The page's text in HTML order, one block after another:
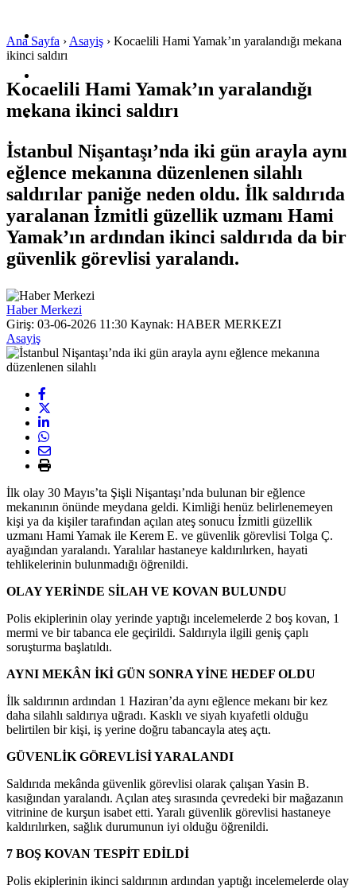
SPOR
SAĞLIK
Ana Sayfa › Asayiş › Kocaelili Hami Yamak’ın yaralandığı mekana
ikinci saldırı
Kocaelili Hami Yamak’ın yaralandığı
mekana ikinci saldırı
İstanbul Nişantaşı’nda iki gün arayla aynı
eğlence mekanına düzenlenen silahlı
saldırılar paniğe neden oldu. İlk saldırıda
yaralanan İzmitli güzellik uzmanı Hami
Yamak’ın ardından ikinci saldırıda da bir
güvenlik görevlisi yaralandı.
Haber Merkezi
Giriş: 03-06-2026 11:30 Kaynak: HABER MERKEZI
Asayiş
İlk olay 30 Mayıs’ta Şişli Nişantaşı’nda bulunan bir eğlence
mekanının önünde meydana geldi. Kimliği henüz belirlenemeyen
kişi ya da kişiler tarafından açılan ateş sonucu İzmitli güzellik
uzmanı Hami Yamak ile Kerem E. ve güvenlik görevlisi Tolga Ç.
ayağından yaralandı. Yaralılar hastaneye kaldırılırken, hayati
tehlikelerinin bulunmadığı öğrenildi.
OLAY YERİNDE SİLAH VE KOVAN BULUNDU
Polis ekiplerinin olay yerinde yaptığı incelemelerde 2 boş kovan, 1
mermi ve bir tabanca ele geçirildi. Saldırıyla ilgili geniş çaplı
soruşturma başlatıldı.
AYNI MEKÂN İKİ GÜN SONRA YİNE HEDEF OLDU
İlk saldırının ardından 1 Haziran’da aynı eğlence mekanı bir kez
daha silahlı saldırıya uğradı. Kasklı ve siyah kıyafetli olduğu
belirtilen bir kişi, iş yerine doğru tabancayla ateş açtı.
GÜVENLİK GÖREVLİSİ YARALANDI
Saldırıda mekânda güvenlik görevlisi olarak çalışan Yasin B.
kasığından yaralandı. Açılan ateş sırasında çevredeki bir mağazanın
vitrinine de kurşun isabet etti. Yaralı güvenlik görevlisi hastaneye
kaldırılırken, sağlık durumunun iyi olduğu öğrenildi.
7 BOŞ KOVAN TESPİT EDİLDİ
Polis ekiplerinin ikinci saldırının ardından yaptığı incelemelerde olay